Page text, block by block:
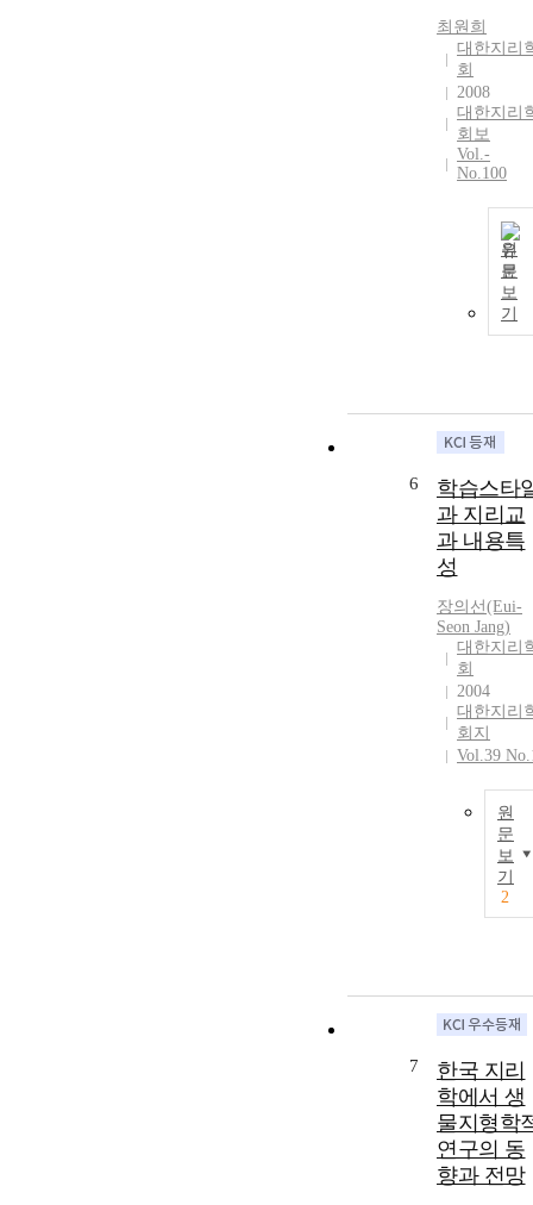
최원희
대한지리
회
2008
대한지리
회보
Vol.-
No.100
원
문
보
기
6
학습스타
과 지리교
과 내용특
성
장의선(Eui-
Seon Jang)
대한지리
회
2004
대한지리
회지
Vol.39
원
문
보
기
2
7
한국 지리
학에서 생
물지형학
연구의 동
향과 전망